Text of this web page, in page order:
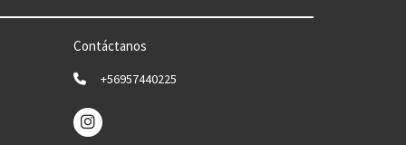
Contáctanos
+56957440225